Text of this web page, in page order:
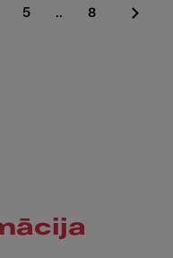
lapuuz lapu
Doties uz lapu
5 ..
Doties uz
8